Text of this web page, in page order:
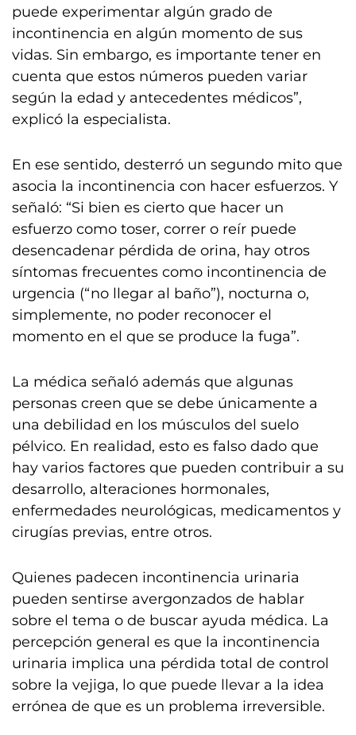
puede experimentar algún grado de
incontinencia en algún momento de sus
vidas. Sin embargo, es importante tener en
cuenta que estos números pueden variar
según la edad y antecedentes médicos”,
explicó la especialista.
En ese sentido, desterró un segundo mito que
asocia la incontinencia con hacer esfuerzos. Y
señaló: “Si bien es cierto que hacer un
esfuerzo como toser, correr o reír puede
desencadenar pérdida de orina, hay otros
síntomas frecuentes como incontinencia de
urgencia (“no llegar al baño”), nocturna o,
simplemente, no poder reconocer el
momento en el que se produce la fuga”.
La médica señaló además que algunas
personas creen que se debe únicamente a
una debilidad en los músculos del suelo
pélvico. En realidad, esto es falso dado que
hay varios factores que pueden contribuir a su
desarrollo, alteraciones hormonales,
enfermedades neurológicas, medicamentos y
cirugías previas, entre otros.
Quienes padecen incontinencia urinaria
pueden sentirse avergonzados de hablar
sobre el tema o de buscar ayuda médica. La
percepción general es que la incontinencia
urinaria implica una pérdida total de control
sobre la vejiga, lo que puede llevar a la idea
errónea de que es un problema irreversible.